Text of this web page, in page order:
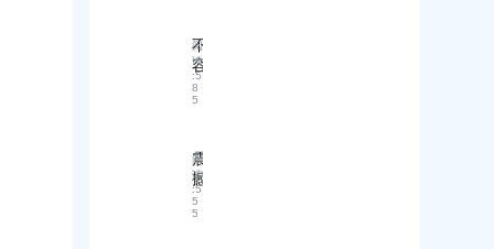
技
巧
分
享
A
I”
模
式
降
本
增
效
选
择
租
船
运
输
方
式
要
，
怎
复
才
能
让
不
容
错
过
际
贸
易
阅
读
:5
8
5
震
撼
！
“
阅
读
:5
5
5